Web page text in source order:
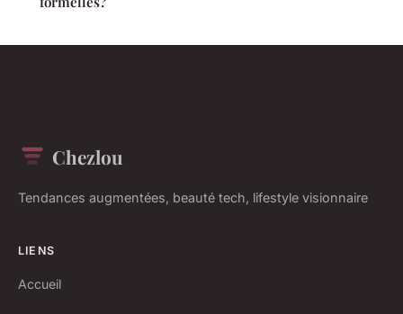
Chezlou
Tendances augmentées, beauté tech, lifestyle visionnaire
LIENS
Accueil